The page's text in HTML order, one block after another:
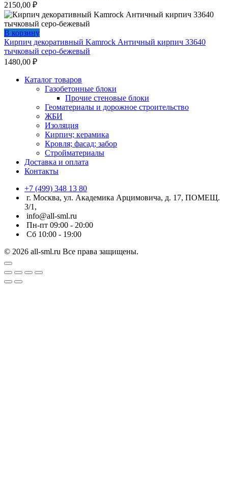
2150,00 ₽
В корзину
Кирпич декоративный Kamrock Античный кирпич 33640
тычковый серо-бежевый
1480,00 ₽
Каталог товаров
Газобетонные блоки
Прочие стеновые блоки
Геоматериалы и дорожное строительство
ЖБИ
Изоляция
Кирпич; керамика
Кровля; фасад; забор
Стройматериалы
Доставка и оплата
Контакты
+7 (499) 348 13 80
г. Москва, ул. Академика Арцимовича, д. 17, ПОМЕЩ.
3/1,
info@all-sml.ru
Пн-пт 09:00 - 20:00
Сб 10:00 - 19:00
© 2026 all-sml.ru Все права защищены.